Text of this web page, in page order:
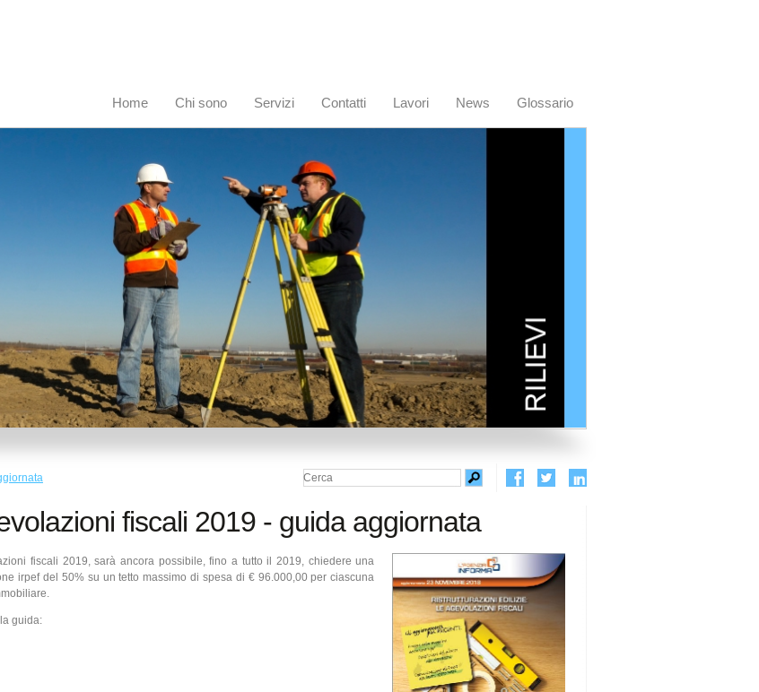
Home Chi sono Servizi Contatti Lavori News Glossario
fiscali 2019 - guida aggiornata
fiscali 2019, sarà ancora possibile, fino a tutto il 2019, chiedere una
irpef del 50% su un tetto massimo di spesa di € 96.000,00 per ciascuna
guida: